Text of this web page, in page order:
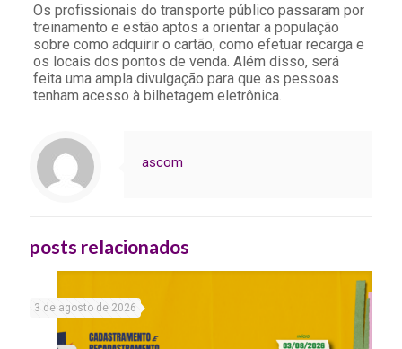
Os profissionais do transporte público passaram por
treinamento e estão aptos a orientar a população
sobre como adquirir o cartão, como efetuar recarga e
os locais dos pontos de venda. Além disso, será
feita uma ampla divulgação para que as pessoas
tenham acesso à bilhetagem eletrônica.
ascom
posts relacionados
3 de agosto de 2026